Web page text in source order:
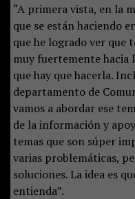
“A primera vista, en la
que se están haciendo
que he logrado ver que
muy fuertemente hacia
que hay que hacerla.
departamento de
vamos a abordar ese
de la información y
temas que son súper
varias problemáticas,
soluciones. La idea es
entienda”.